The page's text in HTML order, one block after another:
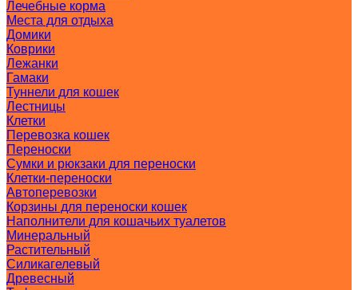
Лечебные корма
Места для отдыха
Домики
Коврики
Лежанки
Гамаки
Туннели для кошек
Лестницы
Клетки
Перевозка кошек
Переноски
Сумки и рюкзаки для переноски
Клетки-переноски
Автоперевозки
Корзины для переноски кошек
Наполнители для кошачьих туалетов
Минеральный
Растительный
Силикагелевый
Древесный